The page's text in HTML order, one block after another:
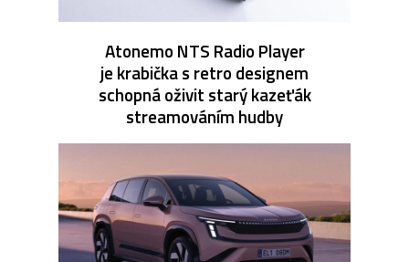
Atonemo NTS Radio Player
je krabička s retro designem
schopná oživit starý kazeťák
streamováním hudby